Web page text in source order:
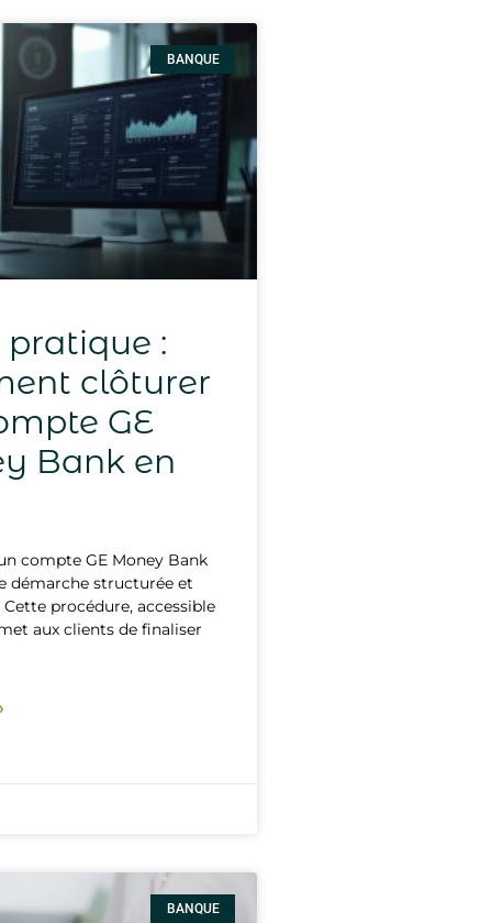
BANQUE
pratique :
clôturer
GE
Bank en
compte GE Money Bank
démarche structurée et
procédure, accessible
aux clients de finaliser
BANQUE